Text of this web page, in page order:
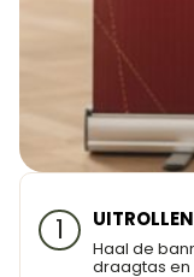
1 UITROLLEN
Haal de
draagtas en